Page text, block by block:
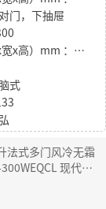
门，下抽屉
产品尺寸（深x宽x高）mm ：638*626*1815
式
法式多门风冷无霜
现代金